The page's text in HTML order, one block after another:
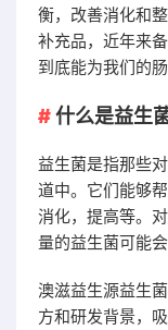
衡，改善消化和
补充品，近年来
到底能为我们的
什么是益生
益生菌是指那些
道中。它们能够
消化，提高等。
量的益生菌可能
澳滋益生源益生
方和研发背景，